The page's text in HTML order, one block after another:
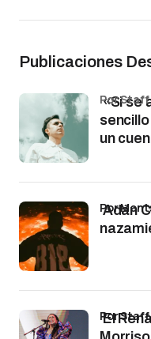
Publicaciones
«Si se
un
por Staff
Adán
por
Elpor Staff